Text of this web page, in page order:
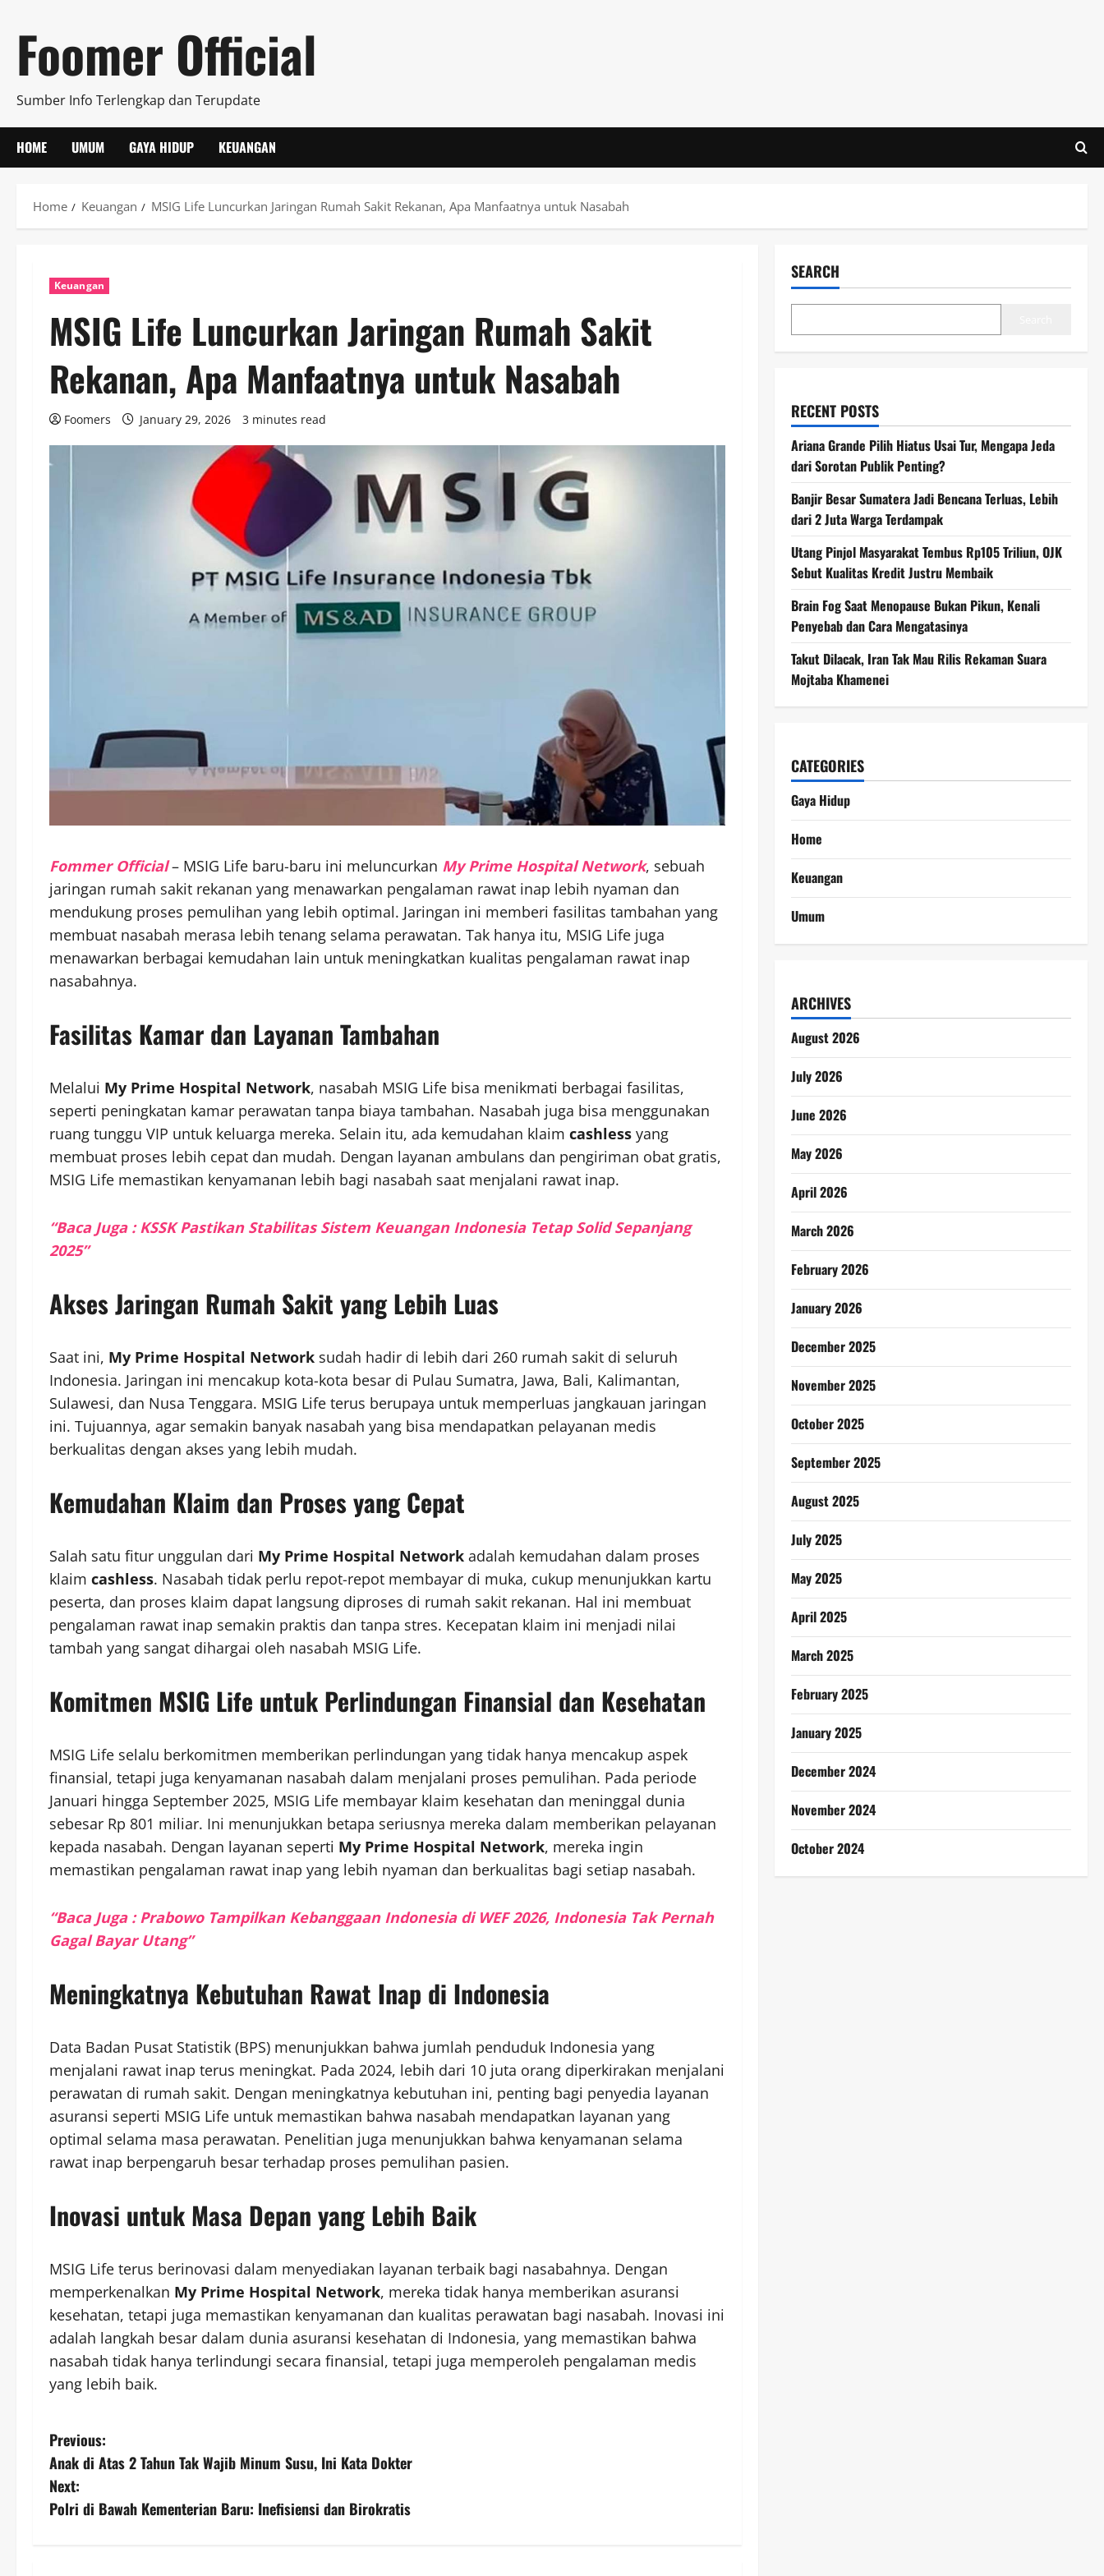
content
Foomer Official
Sumber Info Terlengkap dan Terupdate
HOME UMUM GAYA HIDUP KEUANGAN
Home Keuangan MSIG Life Luncurkan Jaringan Rumah Sakit Rekanan, Apa Manfaatnya untuk Nasabah
Keuangan
MSIG Life Luncurkan Jaringan Rumah Sakit
Rekanan, Apa Manfaatnya untuk Nasabah
Foomers January 29, 2026 3 minutes read
Fommer Official– MSIG Life baru-baru ini meluncurkan My Prime Hospital Network, sebuah
jaringan rumah sakit rekanan yang menawarkan pengalaman rawat inap lebih nyaman dan
mendukung proses pemulihan yang lebih optimal. Jaringan ini memberi fasilitas tambahan yang
membuat nasabah merasa lebih tenang selama perawatan. Tak hanya itu, MSIG Life juga
menawarkan berbagai kemudahan lain untuk meningkatkan kualitas pengalaman rawat inap
nasabahnya.
Fasilitas Kamar dan Layanan Tambahan
Melalui My Prime Hospital Network, nasabah MSIG Life bisa menikmati berbagai fasilitas,
seperti peningkatan kamar perawatan tanpa biaya tambahan. Nasabah juga bisa menggunakan
ruang tunggu VIP untuk keluarga mereka. Selain itu, ada kemudahan klaim cashless yang
membuat proses lebih cepat dan mudah. Dengan layanan ambulans dan pengiriman obat gratis,
MSIG Life memastikan kenyamanan lebih bagi nasabah saat menjalani rawat inap.
“Baca Juga : KSSK Pastikan Stabilitas Sistem Keuangan Indonesia Tetap Solid Sepanjang
2025”
Akses Jaringan Rumah Sakit yang Lebih Luas
Saat ini, My Prime Hospital Network sudah hadir di lebih dari 260 rumah sakit di seluruh
Indonesia. Jaringan ini mencakup kota-kota besar di Pulau Sumatra, Jawa, Bali, Kalimantan,
Sulawesi, dan Nusa Tenggara. MSIG Life terus berupaya untuk memperluas jangkauan jaringan
ini. Tujuannya, agar semakin banyak nasabah yang bisa mendapatkan pelayanan medis
berkualitas dengan akses yang lebih mudah.
Kemudahan Klaim dan Proses yang Cepat
Salah satu fitur unggulan dari My Prime Hospital Network adalah kemudahan dalam proses
klaim cashless. Nasabah tidak perlu repot-repot membayar di muka, cukup menunjukkan kartu
peserta, dan proses klaim dapat langsung diproses di rumah sakit rekanan. Hal ini membuat
pengalaman rawat inap semakin praktis dan tanpa stres. Kecepatan klaim ini menjadi nilai
tambah yang sangat dihargai oleh nasabah MSIG Life.
Komitmen MSIG Life untuk Perlindungan Finansial dan Kesehatan
MSIG Life selalu berkomitmen memberikan perlindungan yang tidak hanya mencakup aspek
finansial, tetapi juga kenyamanan nasabah dalam menjalani proses pemulihan. Pada periode
Januari hingga September 2025, MSIG Life membayar klaim kesehatan dan meninggal dunia
sebesar Rp 801 miliar. Ini menunjukkan betapa seriusnya mereka dalam memberikan pelayanan
kepada nasabah. Dengan layanan seperti My Prime Hospital Network, mereka ingin
memastikan pengalaman rawat inap yang lebih nyaman dan berkualitas bagi setiap nasabah.
“Baca Juga : Prabowo Tampilkan Kebanggaan Indonesia di WEF 2026, Indonesia Tak Pernah
Gagal Bayar Utang”
Meningkatnya Kebutuhan Rawat Inap di Indonesia
Data Badan Pusat Statistik (BPS) menunjukkan bahwa jumlah penduduk Indonesia yang
menjalani rawat inap terus meningkat. Pada 2024, lebih dari 10 juta orang diperkirakan menjalani
perawatan di rumah sakit. Dengan meningkatnya kebutuhan ini, penting bagi penyedia layanan
asuransi seperti MSIG Life untuk memastikan bahwa nasabah mendapatkan layanan yang
optimal selama masa perawatan. Penelitian juga menunjukkan bahwa kenyamanan selama
rawat inap berpengaruh besar terhadap proses pemulihan pasien.
Inovasi untuk Masa Depan yang Lebih Baik
MSIG Life terus berinovasi dalam menyediakan layanan terbaik bagi nasabahnya. Dengan
memperkenalkan My Prime Hospital Network, mereka tidak hanya memberikan asuransi
kesehatan, tetapi juga memastikan kenyamanan dan kualitas perawatan bagi nasabah. Inovasi ini
adalah langkah besar dalam dunia asuransi kesehatan di Indonesia, yang memastikan bahwa
nasabah tidak hanya terlindungi secara finansial, tetapi juga memperoleh pengalaman medis
yang lebih baik.
P
o
s
Previous:
Anak di Atas 2 Tahun Tak Wajib Minum Susu, Ini Kata Dokter
Next:
Polri di Bawah Kementerian Baru: Inefisiensi dan Birokratis
SEARCH
RECENT POSTS
Ariana Grande Pilih Hiatus Usai Tur, Mengapa Jeda
dari Sorotan Publik Penting?
Banjir Besar Sumatera Jadi Bencana Terluas, Lebih
dari 2 Juta Warga Terdampak
Utang Pinjol Masyarakat Tembus Rp105 Triliun, OJK
Sebut Kualitas Kredit Justru Membaik
Brain Fog Saat Menopause Bukan Pikun, Kenali
Penyebab dan Cara Mengatasinya
Takut Dilacak, Iran Tak Mau Rilis Rekaman Suara
Mojtaba Khamenei
CATEGORIES
Gaya Hidup
Home
Keuangan
Umum
ARCHIVES
August 2026
July 2026
June 2026
May 2026
April 2026
March 2026
February 2026
January 2026
December 2025
November 2025
October 2025
September 2025
August 2025
July 2025
May 2025
April 2025
March 2025
February 2025
January 2025
December 2024
November 2024
October 2024